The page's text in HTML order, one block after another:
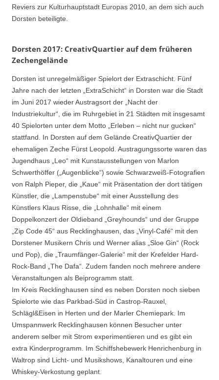
Reviers zur Kulturhauptstadt Europas 2010, an dem sich auch
Dorsten beteiligte.
Dorsten 2017: CreativQuartier auf dem früheren
Zechengelände
Dorsten ist unregelmäßiger Spielort der Extraschicht. Fünf
Jahre nach der letzten „ExtraSchicht“ in Dorsten war die Stadt
im Juni 2017 wieder Austragsort der „Nacht der
Industriekultur“, die im Ruhrgebiet in 21 Städten mit insgesamt
40 Spielorten unter dem Motto „Erleben – nicht nur gucken“
stattfand. In Dorsten auf dem Gelände CreativQuartier der
ehemaligen Zeche Fürst Leopold. Austragungssorte waren das
Jugendhaus „Leo“ mit Kunstausstellungen von Marlon
Schwerthöffer („Augenblicke“) sowie Schwarzweiß-Fotografien
von Ralph Pieper, die „Kaue“ mit Präsentation der dort tätigen
Künstler, die „Lampenstube“ mit einer Ausstellung des
Künstlers Klaus Risse, die „Lohnhalle“ mit einem
Doppelkonzert der Oldieband „Greyhounds“ und der Gruppe
„Zip Code 45“ aus Recklinghausen, das „Vinyl-Café“ mit den
Dorstener Musikern Chris und Werner alias „Sloe Gin“ (Rock
und Pop), die „Traumfänger-Galerie“ mit der Krefelder Hard-
Rock-Band „The Dafa“. Zudem fanden noch mehrere andere
Veranstaltungen als Beiprogramm statt.
Im Kreis Recklinghausen sind es neben Dorsten noch sieben
Spielorte wie das Parkbad-Süd in Castrop-Rauxel,
Schlägl&Eisen in Herten und der Marler Chemiepark. Im
Umspannwerk Recklinghausen können Besucher unter
anderem selber mit Strom experimentieren und es gibt ein
extra Kinderprogramm. Im Schiffshebewerk Henrichenburg in
Waltrop sind Licht- und Musikshows, Kanaltouren und eine
Whiskey-Verkostung geplant.